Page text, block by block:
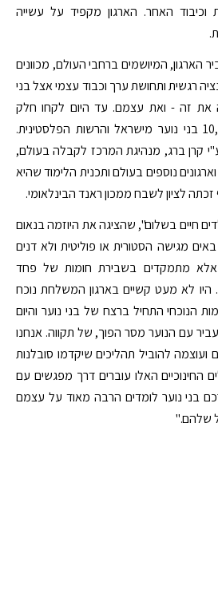
וכיבוד האחר. הארגון מקפיד על עשייה
הארגון, המיושמים ברחבי העולם, מכוונים
רגשית ותחושת ערך וכבוד עצמי אצל בני
את זה - ואת עצמם. עד היום לקחו חלק
בפרוייקט למעלה מ- 10,000 בני נוער מישראל והרשות הפלסטינית.
שנוסדה ב2006 ע"י קרן ברג, מנהיגת המרכז לקבלה בעולם,
זוכה לתמיכה מקרן USAID וארגונים נוספים בעולם ותכנית הלימוד שהיא
לציון לשבח ממכון ראנד הבינלאומי.
חיים בשלום", שהציגה את היוזמה בנאום
מגישה הסטורית או פוליטית ולא דנים
אלא מתמקדים בשבירת חומות של פחד
היו לא מעט קשיים בארגון המשלחת נוכח
הנוכחי התחיל ברצח של בני נוער והיום
עם הנוער מסר הפוך, של תקווה. אנחנו
ועוצמה להוביל תהליכים שיקדמו סובלנות
החינוכיים האלו עוברים דרך מפגשים עם
בני נוער לומדים הרבה מאוד על עצמם
שלהם."